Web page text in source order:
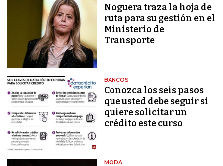
Noguera traza la hoja de
ruta para su gestión en el
Ministerio de
Transporte
BANCOS
Conozca los seis pasos
que usted debe seguir si
quiere solicitar un
crédito este curso
MODA